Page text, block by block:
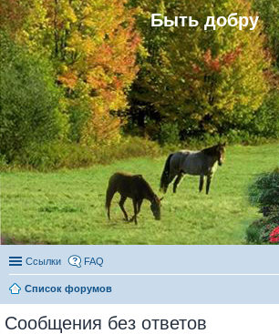
Быть добру
Ссылки FAQ
Список форумов
Сообщения без ответов